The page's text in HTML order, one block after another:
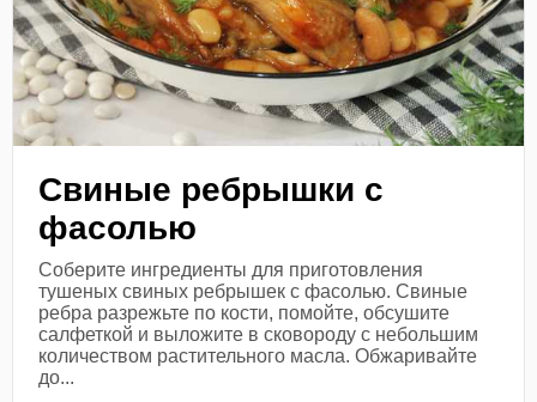
Свиные ребрышки с
фасолью
Соберите ингредиенты для приготовления
тушеных свиных ребрышек с фасолью. Свиные
ребра разрежьте по кости, помойте, обсушите
салфеткой и выложите в сковороду с небольшим
количеством растительного масла. Обжаривайте
до...